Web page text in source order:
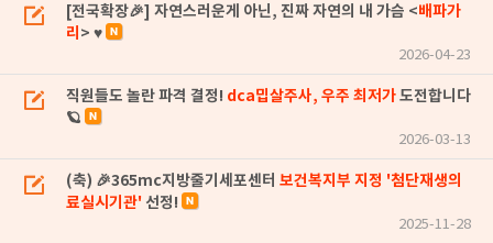
[전국확장🎉] 자연스러운게 아닌, 진짜 자연의 내 가슴 <배파가
리 > ♥
2026-04-23
직원들도 놀란 파격 결정! dca밉살주사, 우주 최저가도전합니다
🪐
2026-03-13
(축) 🎉365mc지방줄기세포센터 보건복지부 지정 '첨단재생의
료실시기관' 선정!
2025-11-28